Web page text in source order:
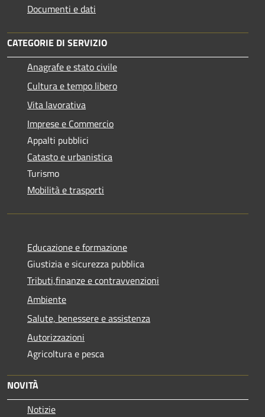
Documenti e dati
CATEGORIE DI SERVIZIO
Anagrafe e stato civile
Cultura e tempo libero
Vita lavorativa
Imprese e Commercio
Appalti pubblici
Catasto e urbanistica
Turismo
Mobilità e trasporti
Educazione e formazione
Giustizia e sicurezza pubblica
Tributi,finanze e contravvenzioni
Ambiente
Salute, benessere e assistenza
Autorizzazioni
Agricoltura e pesca
NOVITÀ
Notizie